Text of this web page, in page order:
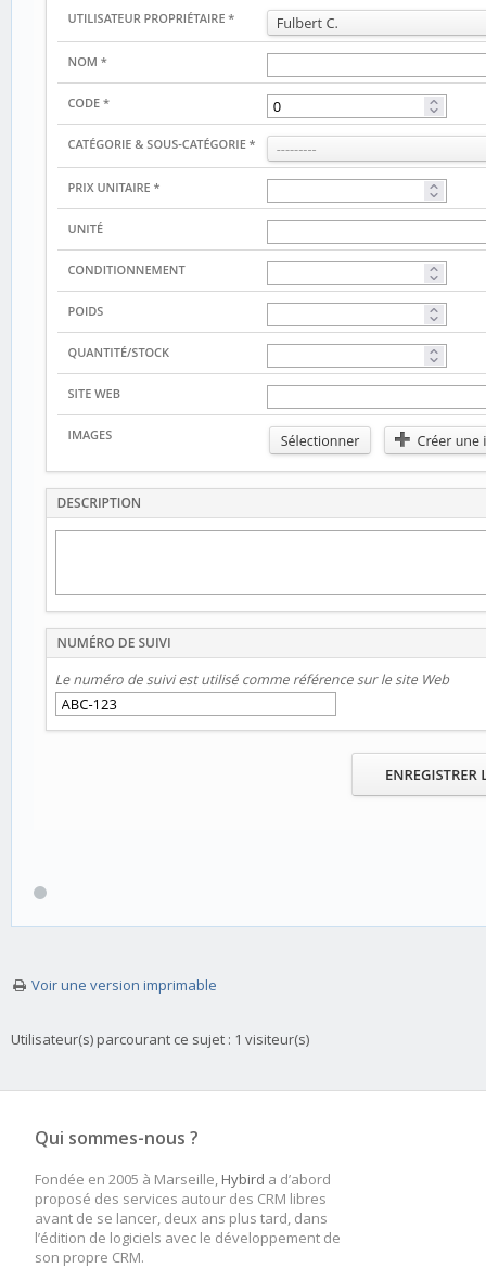
Voir une version imprimable
Utilisateur(s) parcourant ce sujet : 1 visiteur(s)
Qui sommes-nous ?
Fondée en 2005 à Marseille, Hybird a d’abord
proposé des services autour des CRM libres
avant de se lancer, deux ans plus tard, dans
l’édition de logiciels avec le développement de
son propre CRM.